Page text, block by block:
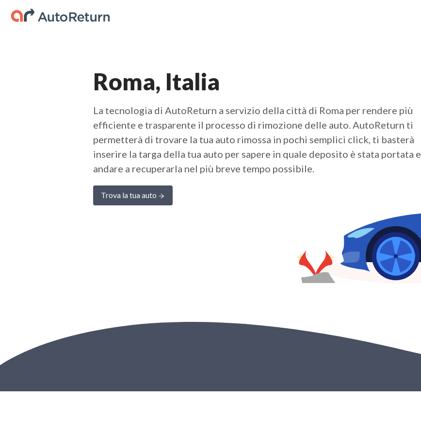
Roma, Italia
La tecnologia di AutoReturn a servizio della città di Roma per rendere più
efficiente e trasparente il processo di rimozione delle auto. AutoReturn ti
permetterà di trovare la tua auto rimossa in pochi semplici click, ti basterà
inserire la targa della tua auto per sapere in quale deposito è stata portata e
andare a recuperarla nel più breve tempo possibile.
Trova la tua auto